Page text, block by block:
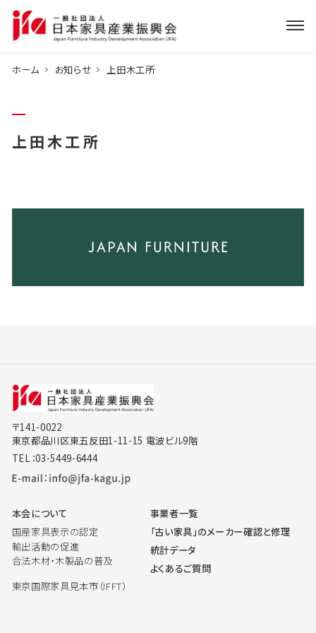
ホーム お知らせ 上田木工所
上田木工所
〒141-0022
東京都品川区東五反田1-11-15 電波ビル9階
TEL：03-5449-6444
本会について
国産家具表示の認定
輸出活動の促進
合法木材・木製品の普及
東京国際家具見本市（IFFT）
事業者一覧
「古い家具」のメーカー確認と修理
統計データ
よくあるご質問